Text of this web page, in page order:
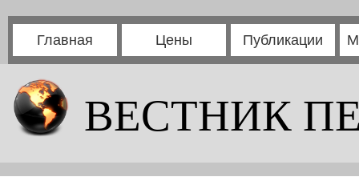
Главная Цены Публикации
ВЕСТНИК